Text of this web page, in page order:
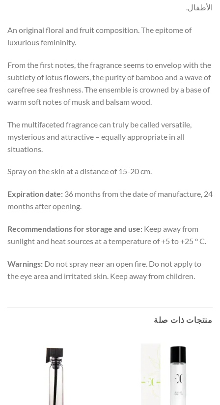
الأطفال.
An original floral and fruit composition. The epitome of
luxurious femininity.
From the first notes, the fragrance seems to envelop with the
subtlety of lotus flowers, the purity of bamboo and a wave of
carefree sea freshness. The ensemble is crowned by a base of
warm soft notes of musk and balsam wood.
The multifaceted fragrance can truly be called versatile,
mysterious and attractive – equally appropriate in all
situations.
Spray on the skin at a distance of 15-20 cm.
Expiration date: 36 months from the date of manufacture, 24
months after opening.
Recommendations for storage and use: Keep away from
sunlight and heat sources at a temperature of +5 to +25 ° C.
Warnings: Do not spray near an open fire. Do not apply to
the eye area and irritated skin. Keep away from children.
منتجات ذات صلة